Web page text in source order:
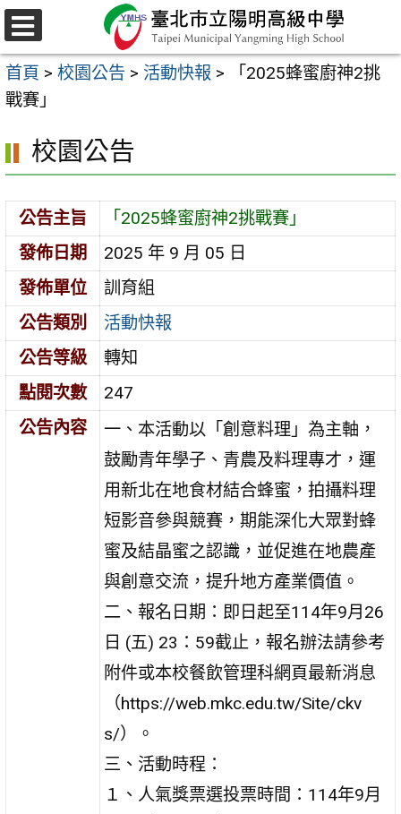
跳
至
主
要
容
區
選
單
首頁 > 校園公告 > 活動快報 >
「2025蜂蜜廚神2挑
戰賽」
校園公告
公告主旨
「2025蜂蜜廚神2挑戰賽」
發佈日期
2025 年 9 月 05 日
發佈單位
訓育組
公告類別
活動快報
公告等級
轉知
點閱次數
247
公告內容
一、本活動以「創意料理」為主軸，
鼓勵青年學子、青農及料理專才，運
用新北在地食材結合蜂蜜，拍攝料理
短影音參與競賽，期能深化大眾對蜂
蜜及結晶蜜之認識，並促進在地農產
與創意交流，提升地方產業價值。
二、報名日期：即日起至114年9月26
日 (五) 23：59截止，報名辦法請參考
附件或本校餐飲管理科網頁最新消息
（https://web.mkc.edu.tw/Site/ckv
s/）。
三、活動時程：
１、人氣獎票選投票時間：114年9月